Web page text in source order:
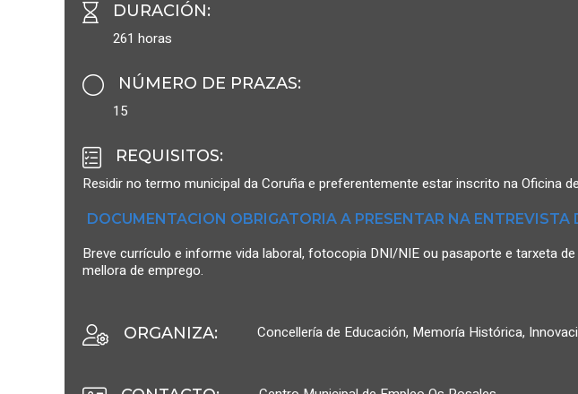
DURACIÓN:
261 horas
NÚMERO DE PRAZAS:
15
REQUISITOS:
Residir no termo municipal da Coruña e preferentemente estar inscrito na Oficina
DOCUMENTACION OBRIGATORIA A PRESENTAR NA ENTREVISTA
Breve currículo e informe vida laboral, fotocopia DNI/NIE ou pasaporte e tarxeta
mellora de emprego.
ORGANIZA: Concellería de Educación, Memoría Histórica,